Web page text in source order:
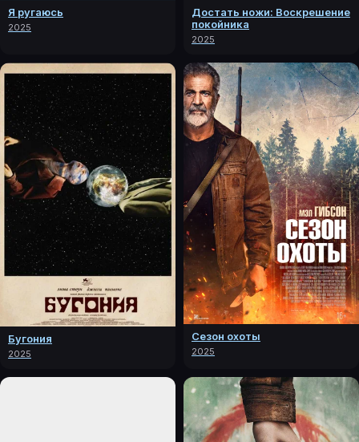
Я ругаюсь
2025
Достать ножи: Воскрешение
покойника
2025
Бугония
2025
Сезон охоты
2025